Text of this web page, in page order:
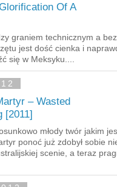
Of A
graniem technicznym a
jest dość cienka i
się w Meksyku....
– Wasted
[2011]
młody twór jakim
ponoć już zdobył sobie
scenie, a teraz